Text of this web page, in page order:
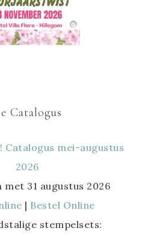
Catalogus
met 31 augustus 2026
| Bestel Online
stempelsets: